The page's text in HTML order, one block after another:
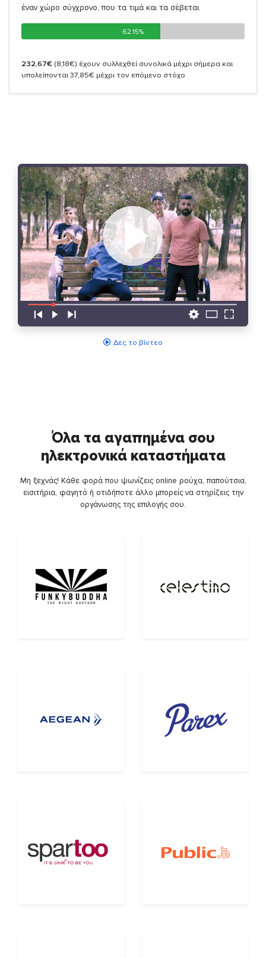
έναν χώρο σύγχρονο, που τα τιμά και τα σέβεται.
62.15%
62.15%
232,67€ (8,18€) έχουν συλλεχθεί συνολικά μέχρι σήμερα και
υπολείπονται 37,85€ μέχρι τον επόμενο στόχο
Δες το βίντεο
Όλα τα αγαπημένα σου
ηλεκτρονικά καταστήματα
Μη ξεχνάς! Κάθε φορά που ψωνίζεις online ρούχα, παπούτσια,
εισιτήρια, φαγητό ή οτιδήποτε άλλο μπορείς να στηρίζεις την
οργάνωσης της επιλογής σου.